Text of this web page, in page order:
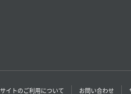
サイトのご利用について お問い合わせ